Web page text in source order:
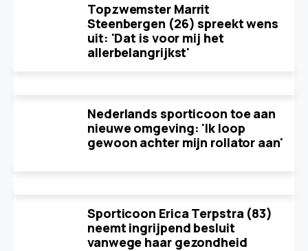
Topzwemster Marrit
Steenbergen (26) spreekt wens
uit: 'Dat is voor mij het
allerbelangrijkst'
Nederlands sporticoon toe aan
nieuwe omgeving: 'Ik loop
gewoon achter mijn rollator aan'
Sporticoon Erica Terpstra (83)
neemt ingrijpend besluit
vanwege haar gezondheid